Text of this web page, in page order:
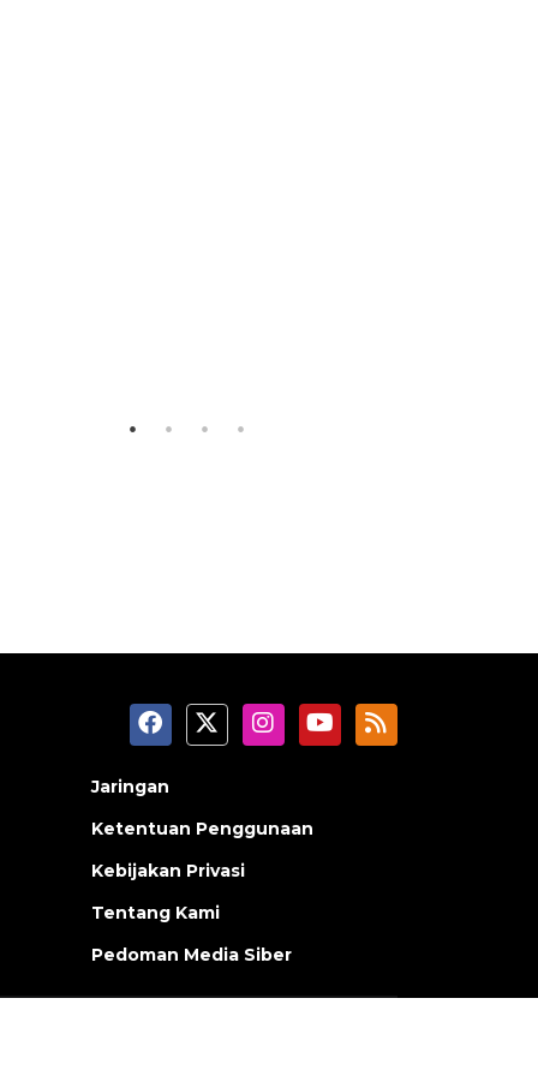
Jaringan
Ketentuan Penggunaan
Kebijakan Privasi
Tentang Kami
Pedoman Media Siber